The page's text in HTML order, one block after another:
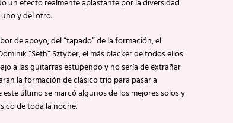
un efecto realmente aplastante por la diversidad
y del otro.
de apoyo, del “tapado” de la formación, el
“Seth” Sztyber, el más blacker de todos ellos
a las guitarras estupendo y no sería de extrañar
la formación de clásico trío para pasar a
último se marcó algunos de los mejores solos y
de toda la noche.